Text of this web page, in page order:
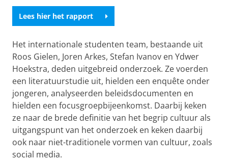
Lees hier het rapport
Het internationale studenten team, bestaande uit
Roos Gielen, Joren Arkes, Stefan Ivanov en Ydwer
Hoekstra, deden uitgebreid onderzoek. Ze voerden
een literatuurstudie uit, hielden een enquête onder
jongeren, analyseerden beleidsdocumenten en
hielden een focusgroepbijeenkomst. Daarbij keken
ze naar de brede definitie van het begrip cultuur als
uitgangspunt van het onderzoek en keken daarbij
ook naar niet-traditionele vormen van cultuur, zoals
social media.